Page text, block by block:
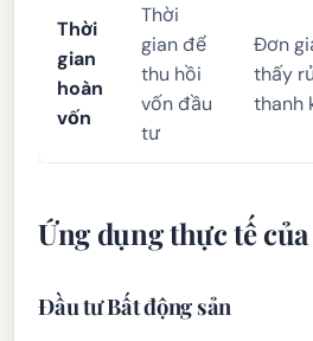
Thời
gian
hoàn
vốn
Thời
gian để
thu hồi
vốn đầu
tư
Đơn
thấy
thanh
Ứng dụng thực tế
Đầu tư Bất động sản